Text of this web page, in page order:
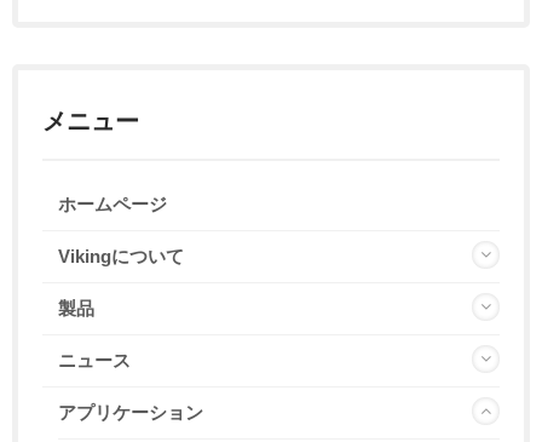
メニュー
ホームページ
Vikingについて
製品
ニュース
アプリケーション